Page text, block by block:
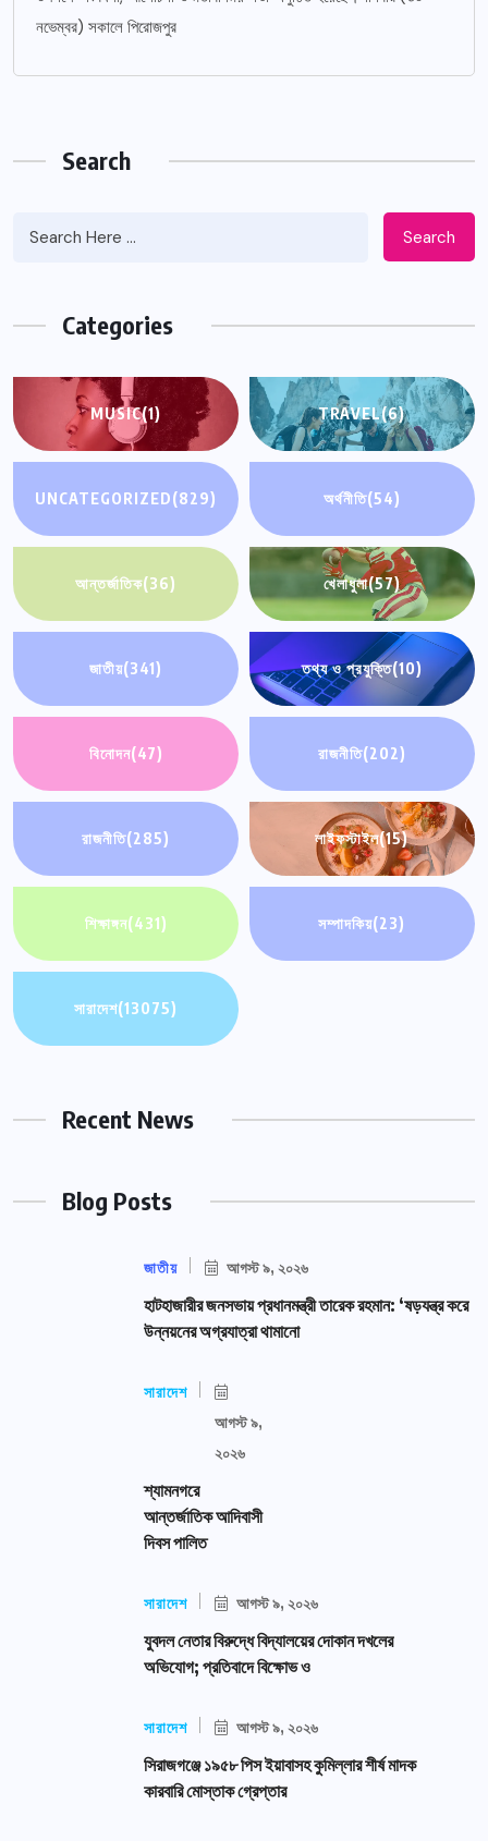
নভেম্বর) সকালে পিরোজপুর
Search
Search
Categories
MUSIC(1) TRAVEL(6)
UNCATEGORIZED(829) অর্থনীতি(54)
আন্তর্জাতিক(36) খেলাধুলা(57)
জাতীয়(341) তথ্য ও প্রযুক্তি(10)
বিনোদন(47) রাজনীতি(202)
রাজনীতি(285) লাইফস্টাইল(15)
শিক্ষাঙ্গন(431) সম্পাদকিয়(23)
সারাদেশ(13075)
Recent News
Blog Posts
জাতীয় আগস্ট ৯, ২০২৬
হাটহাজারীর জনসভায় প্রধানমন্ত্রী তারেক রহমান: ‘ষড়যন্ত্র করে
উন্নয়নের অগ্রযাত্রা থামানো
সারাদেশ
আগস্ট ৯,
২০২৬
শ্যামনগরে
আন্তর্জাতিক আদিবাসী
দিবস পালিত
সারাদেশ আগস্ট ৯, ২০২৬
যুবদল নেতার বিরুদ্ধে বিদ্যালয়ের দোকান দখলের
অভিযোগ; প্রতিবাদে বিক্ষোভ ও
সারাদেশ আগস্ট ৯, ২০২৬
সিরাজগঞ্জে ১৯৫৮ পিস ইয়াবাসহ কুমিল্লার শীর্ষ মাদক
কারবারি মোস্তাক গ্রেপ্তার